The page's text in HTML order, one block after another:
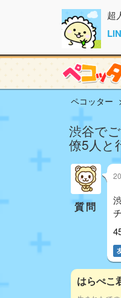
超
ペコッター
渋谷で
僚5人と
質問
はらぺこ